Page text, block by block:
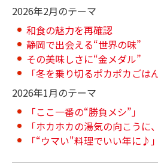
2026年2月のテーマ
和食の魅力を再確認
静岡で出会える“世界の味”
その美味しさに“金メダル”
「冬を乗り切るポカポカごはん
2026年1月のテーマ
「ここ一番の“勝負メシ”」
「ホカホカの湯気の向こうに
「“ウマい"料理でいい年に♪」